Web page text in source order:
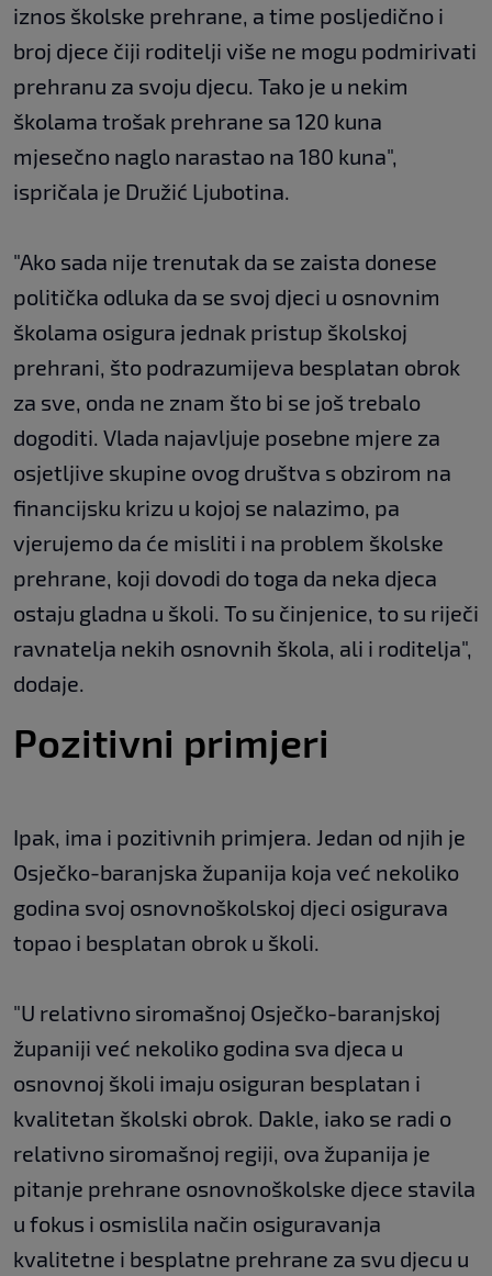
iznos školske prehrane, a time posljedično i
broj djece čiji roditelji više ne mogu podmirivati
prehranu za svoju djecu. Tako je u nekim
školama trošak prehrane sa 120 kuna
mjesečno naglo narastao na 180 kuna",
ispričala je Družić Ljubotina.
"Ako sada nije trenutak da se zaista donese
politička odluka da se svoj djeci u osnovnim
školama osigura jednak pristup školskoj
prehrani, što podrazumijeva besplatan obrok
za sve, onda ne znam što bi se još trebalo
dogoditi. Vlada najavljuje posebne mjere za
osjetljive skupine ovog društva s obzirom na
financijsku krizu u kojoj se nalazimo, pa
vjerujemo da će misliti i na problem školske
prehrane, koji dovodi do toga da neka djeca
ostaju gladna u školi. To su činjenice, to su riječi
ravnatelja nekih osnovnih škola, ali i roditelja",
dodaje.
Pozitivni primjeri
Ipak, ima i pozitivnih primjera. Jedan od njih je
Osječko-baranjska županija koja već nekoliko
godina svoj osnovnoškolskoj djeci osigurava
topao i besplatan obrok u školi.
"U relativno siromašnoj Osječko-baranjskoj
županiji već nekoliko godina sva djeca u
osnovnoj školi imaju osiguran besplatan i
kvalitetan školski obrok. Dakle, iako se radi o
relativno siromašnoj regiji, ova županija je
pitanje prehrane osnovnoškolske djece stavila
u fokus i osmislila način osiguravanja
kvalitetne i besplatne prehrane za svu djecu u